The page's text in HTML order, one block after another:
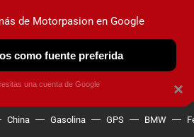
OBSERVATORIO
China Gasolina GPS BMW
×
de Motorpasion en Google
como fuente preferida
una cuenta de Google